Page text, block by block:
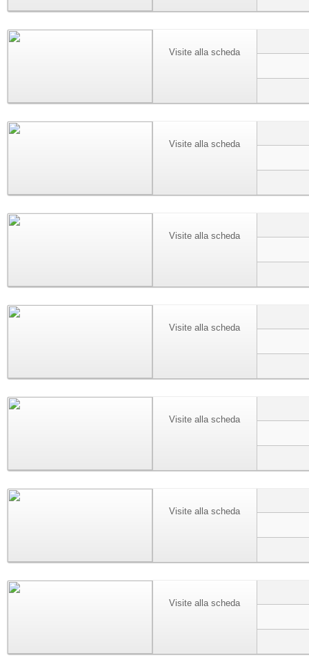
Visite alla scheda
Visite alla scheda
Visite alla scheda
Visite alla scheda
Visite alla scheda
Visite alla scheda
Visite alla scheda